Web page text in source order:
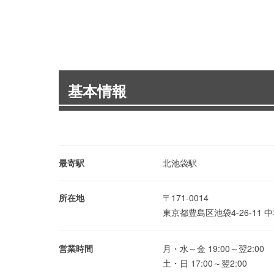
基本情報
最寄駅 北池袋駅
所在地
〒171-0014
東京都豊島区池袋4-26-11
営業時間
月・水～金 19:00～翌2:00
土・日 17:00～翌2:00